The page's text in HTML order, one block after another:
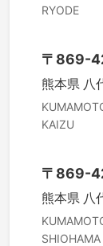
RYODE
〒 869-
熊本県 八
KAIZU
〒 869-
熊本県 八
SHIOHAMA